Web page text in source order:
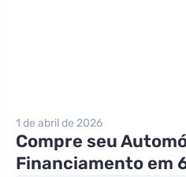
1 de abril de 2026
Compre seu
Financiamento em